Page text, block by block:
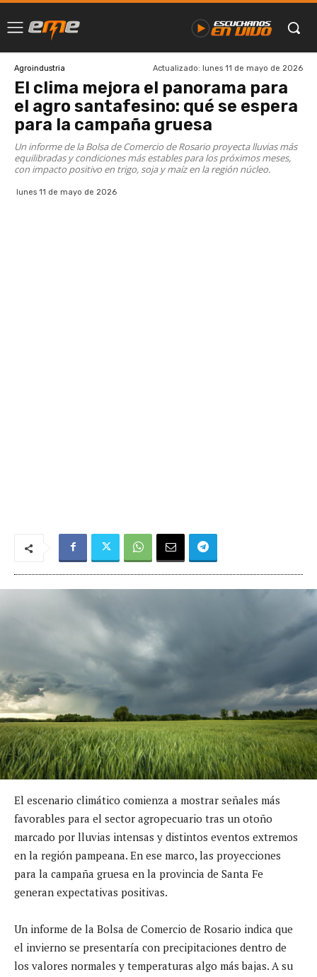
Agroindustria Actualizado: lunes 11 de mayo de 2026
El clima mejora el panorama para
el agro santafesino: qué se espera
para la campaña gruesa
Un informe de la Bolsa de Comercio de Rosario proyecta lluvias más
equilibradas y condiciones más estables para los próximos meses,
con impacto positivo en trigo, soja y maíz en la región núcleo.
lunes 11 de mayo de 2026
El escenario climático comienza a mostrar señales más
favorables para el sector agropecuario tras un otoño
marcado por lluvias intensas y distintos eventos extremos
en la región pampeana. En ese marco, las proyecciones
para la campaña gruesa en la provincia de Santa Fe
generan expectativas positivas.
Un informe de la Bolsa de Comercio de Rosario indica que
el invierno se presentaría con precipitaciones dentro de
los valores normales y temperaturas algo más bajas. A su